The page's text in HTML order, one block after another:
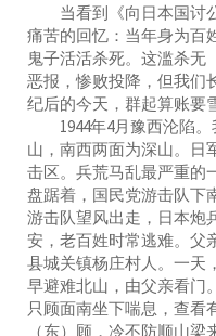
当看到《向日本国讨
痛苦的回忆：当年身为百
鬼子活活杀死。这滥杀无
恶报，惨败投降，但我们
纪后的今天，群起算账要
1944年4月豫西沦陷。
山，南西两面为深山。日
击区。兵荒马乱最严重的
盘踞着，国民党游击队下
游击队望风出走，日本炮
安，老百姓时常逃难。父
县城关镇杨庄村人。一天
早避难北山，由父亲看门
只顾面南坐下喘息，查看
（东）顾，冷不防顺山